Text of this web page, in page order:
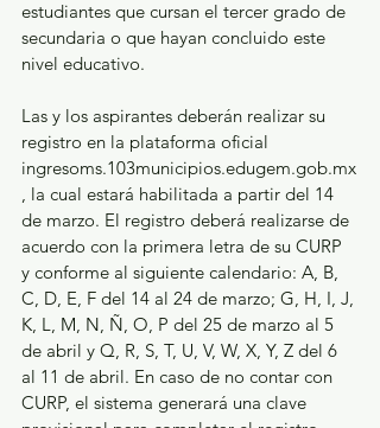
estudiantes que cursan el tercer grado de
secundaria o que hayan concluido este
nivel educativo.
Las y los aspirantes deberán realizar su
registro en la plataforma oficial
ingresoms.103municipios.edugem.gob.mx
, la cual estará habilitada a partir del 14
de marzo. El registro deberá realizarse de
acuerdo con la primera letra de su CURP
y conforme al siguiente calendario: A, B,
C, D, E, F del 14 al 24 de marzo; G, H, I, J,
K, L, M, N, Ñ, O, P del 25 de marzo al 5
de abril y Q, R, S, T, U, V, W, X, Y, Z del 6
al 11 de abril. En caso de no contar con
CURP, el sistema generará una clave